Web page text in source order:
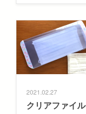
2021.02.27
クリアファイル